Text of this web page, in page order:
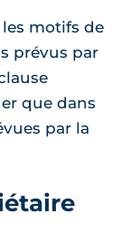
motifs de
prévus par
que dans
par la